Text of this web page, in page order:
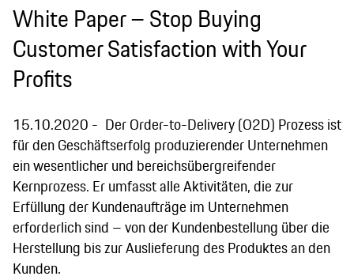
White Paper – Stop Buying
Customer Satisfaction with Your
Profits
15.10.2020
Der Order-to-Delivery (O2D) Prozess ist
für den Geschäftserfolg produzierender Unternehmen
ein wesentlicher und bereichsübergreifender
Kernprozess. Er umfasst alle Aktivitäten, die zur
Erfüllung der Kundenaufträge im Unternehmen
erforderlich sind – von der Kundenbestellung über die
Herstellung bis zur Auslieferung des Produktes an den
Kunden.